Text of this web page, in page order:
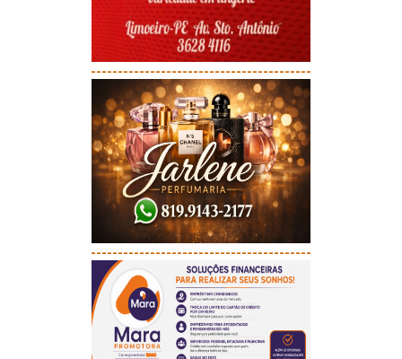
-----------------------------------------
-----------------------------------------